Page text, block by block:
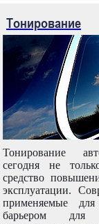
Тонирование
Тонирование
сегодня не
средство
эксплуатации.
применяемые
барьером для